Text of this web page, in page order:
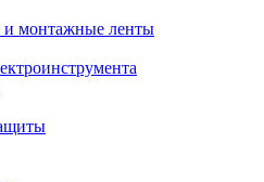
и монтажные ленты